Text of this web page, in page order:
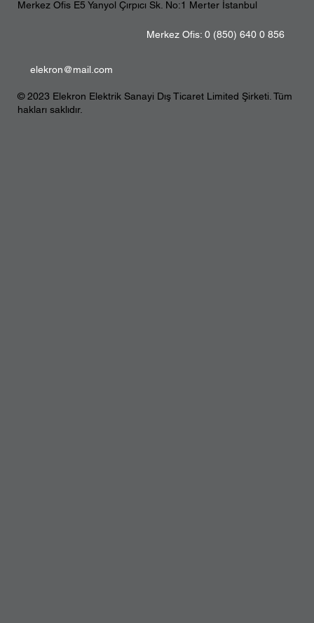
Merkez Ofis E5 Yanyol Çırpıcı Sk. No:1 Merter İstanbul
Merkez Ofis: 0 (850) 640 0 856
elekron@mail.com
© 2023 Elekron Elektrik Sanayi Dış Ticaret Limited Şirketi. Tüm
hakları saklıdır.